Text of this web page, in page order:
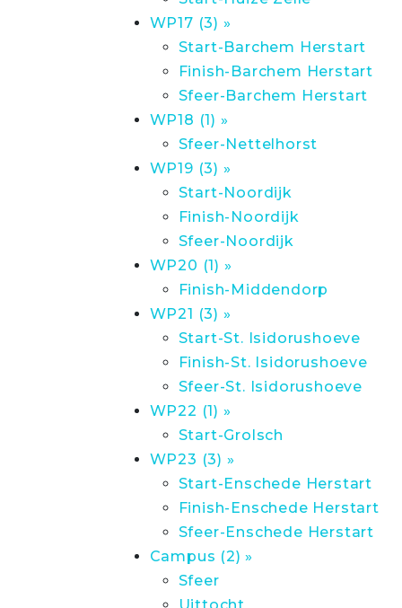
WP17 (3) »
Start-Barchem Herstart
Finish-Barchem Herstart
Sfeer-Barchem Herstart
WP18 (1) »
Sfeer-Nettelhorst
WP19 (3) »
Start-Noordijk
Finish-Noordijk
Sfeer-Noordijk
WP20 (1) »
Finish-Middendorp
WP21 (3) »
Start-St. Isidorushoeve
Finish-St. Isidorushoeve
Sfeer-St. Isidorushoeve
WP22 (1) »
Start-Grolsch
WP23 (3) »
Start-Enschede Herstart
Finish-Enschede Herstart
Sfeer-Enschede Herstart
Campus (2) »
Sfeer